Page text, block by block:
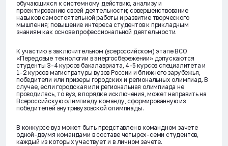
обучающихся к системному действию, анализу и
проектированию своей деятельности; совершенствование
навыков самостоятельной работы и развитие творческого
мышления; повышение интереса студентов к прикладным
знаниям как основе профессиональной деятельности.
К участию в заключительном (всероссийском) этапе ВСО
«Передовые технологии в энергосбережении» допускаются
студенты 3-4 курсов бакалавриата, 4-5 курсов специалитета и
1-2 курсов магистратуры вузов России и ближнего зарубежья,
победители или призеры городских и региональных олимпиад. В
случае, если городская или региональная олимпиада не
проводилась, то вуз, в порядке исключения, может направить на
Всероссийскую олимпиаду команду, сформированную из
победителей внутривузовской олимпиады.
В конкурсе вуз может быть представлен в командном зачете
одной-двумя командами в составе четырех-семи студентов,
каждый из которых участвует и в личном зачете.